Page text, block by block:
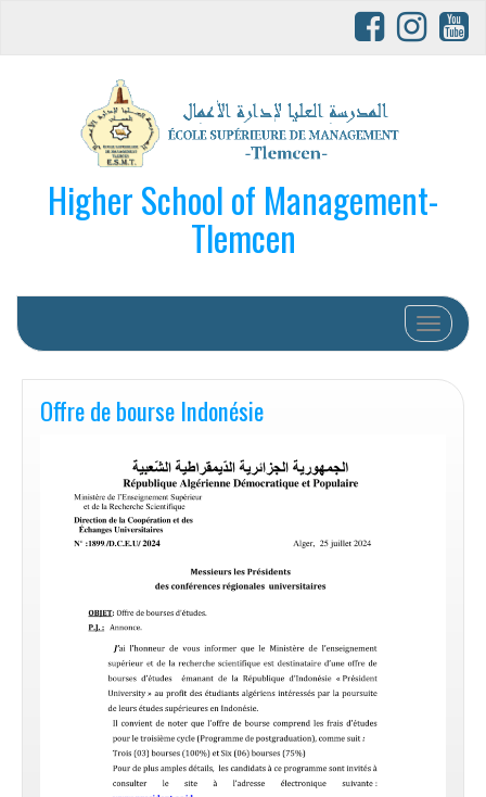
Higher School of Management-
Tlemcen
Afficher/
Offre de bourse Indonésie